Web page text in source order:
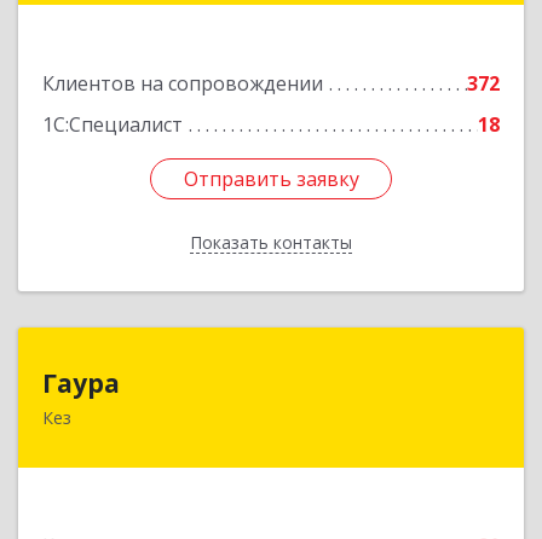
Клиентов на сопровождении
372
1С:Специалист
18
Отправить заявку
Показать контакты
Отправить заявку
Назад
Гаура
Кез